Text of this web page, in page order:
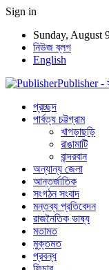
Sign in
Sunday, August
নিউজ ব্লগ
English
Publisher -
প্রচ্ছদ
পার্বত্য চট্টগ্রাম
খাগড়াছড়ি
রাঙামাটি
বান্দরবান
অন্যান্য জেলা
আন্তর্জাতিক
সংগঠন সংবাদ
মন্তব্য প্রতিবেদন
রাজনৈতিক ভাষ্য
মতামত
মুক্তমত
প্রবন্ধ